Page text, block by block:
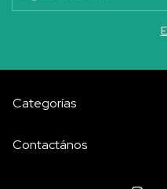
Categorías
Contactános